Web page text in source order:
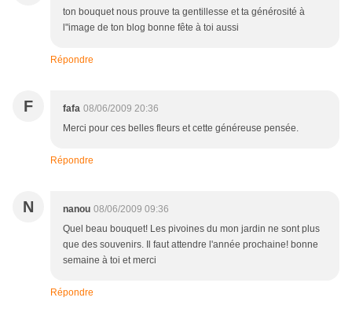
ton bouquet nous prouve ta gentillesse et ta générosité à
l"image de ton blog bonne fête à toi aussi
Répondre
F fafa 08/06/2009 20:36
Merci pour ces belles fleurs et cette généreuse pensée.
Répondre
N nanou 08/06/2009 09:36
Quel beau bouquet! Les pivoines du mon jardin ne sont plus
que des souvenirs. Il faut attendre l'année prochaine! bonne
semaine à toi et merci
Répondre